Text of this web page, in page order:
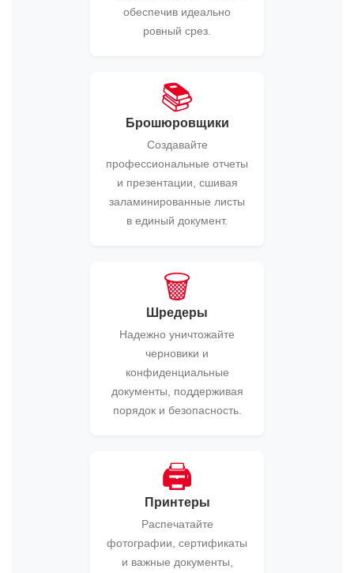
обеспечив идеально
ровный срез.
📚
Брошюровщики
Создавайте
профессиональные отчеты
и презентации, сшивая
заламинированные листы
в единый документ.
🗑️
Шредеры
Надежно уничтожайте
черновики и
конфиденциальные
документы, поддерживая
порядок и безопасность.
🖨️
Принтеры
Распечатайте
фотографии, сертификаты
и важные документы,